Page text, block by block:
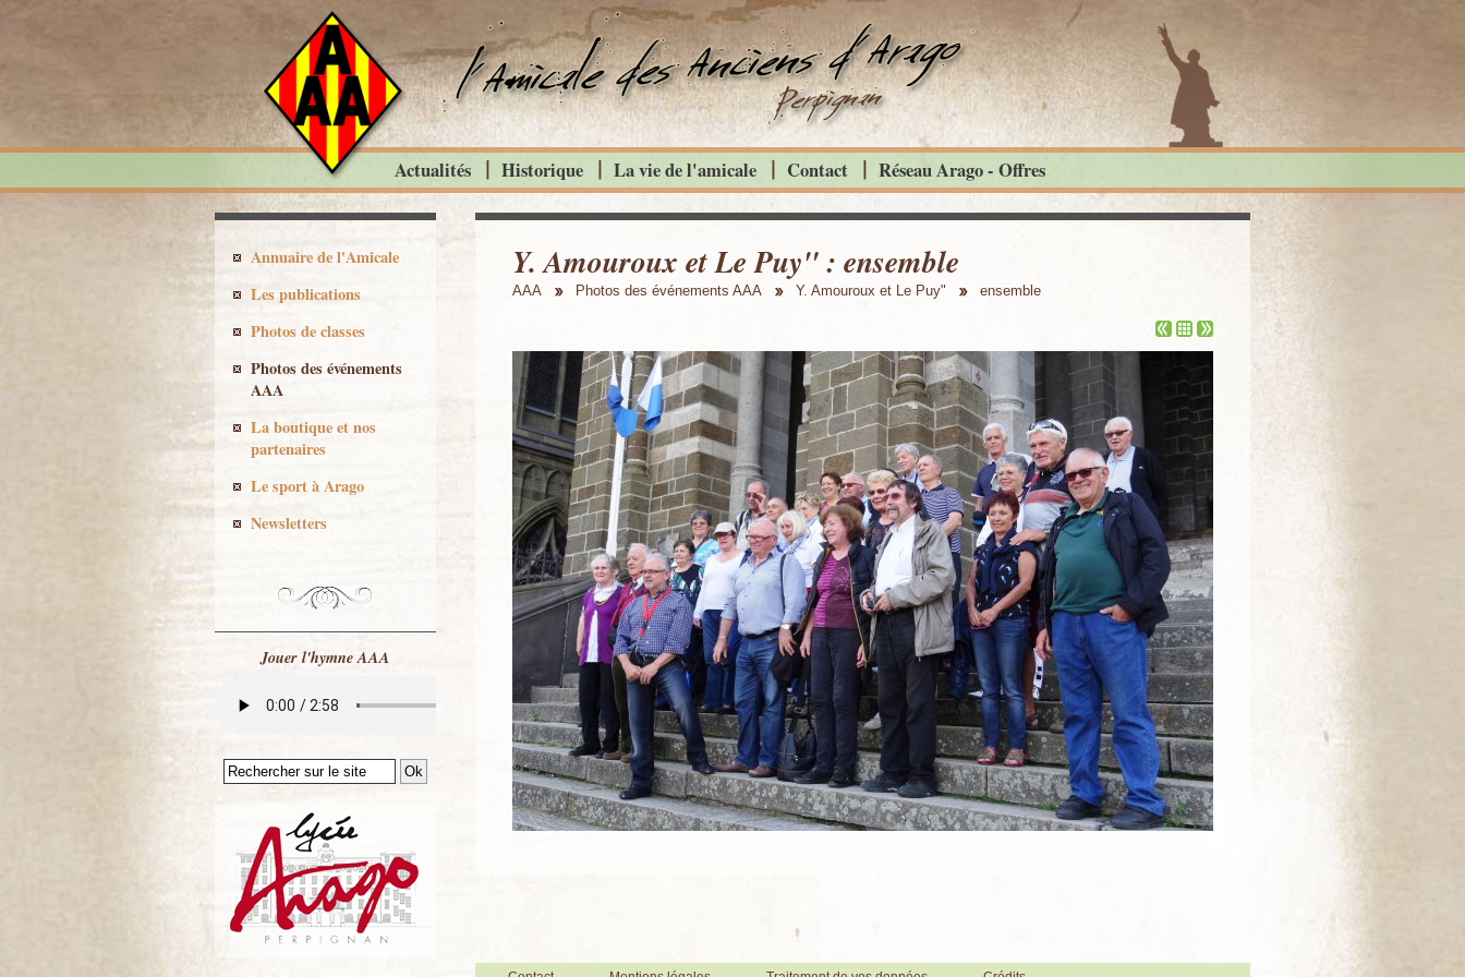
Y. Amouroux et Le Puy" : ensemble
AAA Photos des événements AAA Y. Amouroux et Le Puy" ensemble
Actualités Historique La vie de l'amicale Contact Réseau Arago - Offres
Annuaire de l'Amicale
Les publications
Photos de classes
Photos des événements
AAA
La boutique et nos
partenaires
Le sport à Arago
Newsletters
Jouer l'hymne AAA